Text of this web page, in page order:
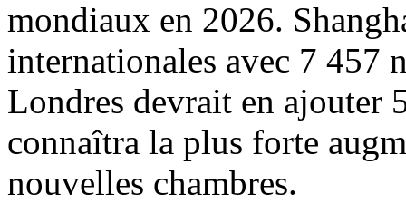
mondiaux en 2026.
internationales avec 7 457
Londres devrait en ajouter
connaîtra la plus forte
nouvelles chambres.